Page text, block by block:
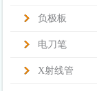
负极板
电刀笔
X射线管